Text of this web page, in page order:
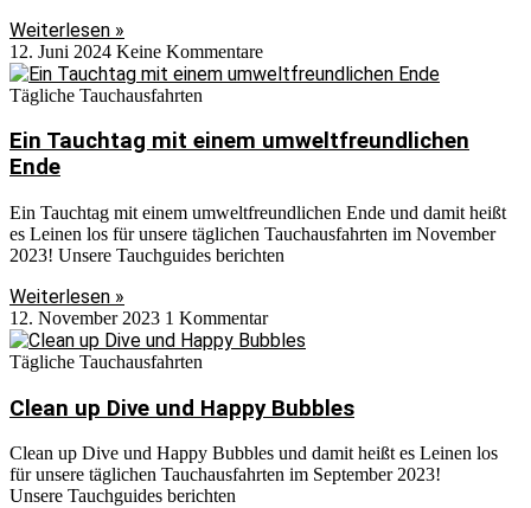
Weiterlesen »
12. Juni 2024 Keine Kommentare
Tägliche Tauchausfahrten
Ein Tauchtag mit einem umweltfreundlichen
Ende
Ein Tauchtag mit einem umweltfreundlichen Ende und damit heißt
es Leinen los für unsere täglichen Tauchausfahrten im November
2023! Unsere Tauchguides berichten
Weiterlesen »
12. November 2023 1 Kommentar
Tägliche Tauchausfahrten
Clean up Dive und Happy Bubbles
Clean up Dive und Happy Bubbles und damit heißt es Leinen los
für unsere täglichen Tauchausfahrten im September 2023!
Unsere Tauchguides berichten